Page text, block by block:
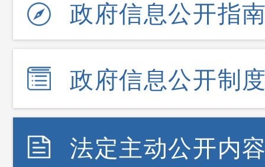
政府信息公开指
政府信息公开制
法定主动公开内